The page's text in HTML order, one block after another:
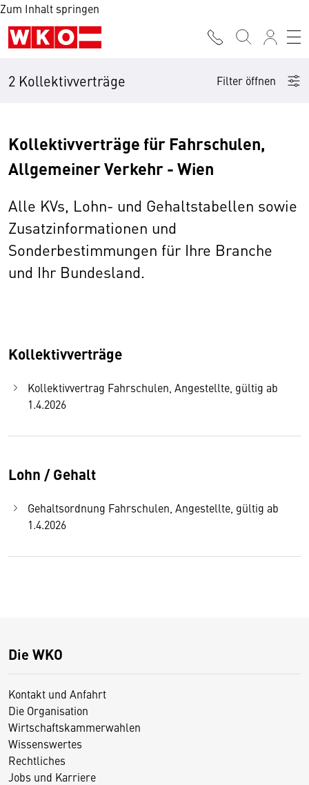
Zum Inhalt springen
2 Kollektivverträge Filter öffnen
Kollektivverträge für Fahrschulen,
Allgemeiner Verkehr - Wien
Alle KVs, Lohn- und Gehaltstabellen sowie
Zusatzinformationen und
Sonderbestimmungen für Ihre Branche
und Ihr Bundesland.
Kollektivverträge
Kollektivvertrag Fahrschulen, Angestellte, gültig ab
1.4.2026
Lohn / Gehalt
Gehaltsordnung Fahrschulen, Angestellte, gültig ab
1.4.2026
Die WKO
Kontakt und Anfahrt
Die Organisation
Wirtschaftskammerwahlen
Wissenswertes
Rechtliches
Jobs und Karriere